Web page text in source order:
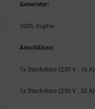
Generator:
100% Kupfer
Anschlüsse:
1x Steckdose (230 V ; 16 A)
1x Steckdose (230 V ; 32 A)